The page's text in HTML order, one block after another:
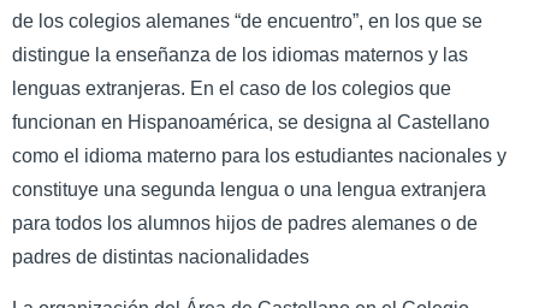
de los colegios alemanes “de encuentro”, en los que se
distingue la enseñanza de los idiomas maternos y las
lenguas extranjeras. En el caso de los colegios que
funcionan en Hispanoamérica, se designa al Castellano
como el idioma materno para los estudiantes nacionales y
constituye una segunda lengua o una lengua extranjera
para todos los alumnos hijos de padres alemanes o de
padres de distintas nacionalidades